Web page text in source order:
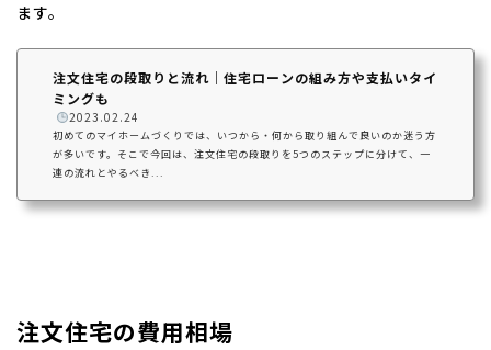
ます。
注文住宅の段取りと流れ｜住宅ローンの組み方や支払いタイ
ミングも
2023.02.24
初めてのマイホームづくりでは、いつから・何から取り組んで良いのか迷う方
が多いです。そこで今回は、注文住宅の段取りを5つのステップに分けて、一
連の流れとやるべき...
注文住宅の費用相場